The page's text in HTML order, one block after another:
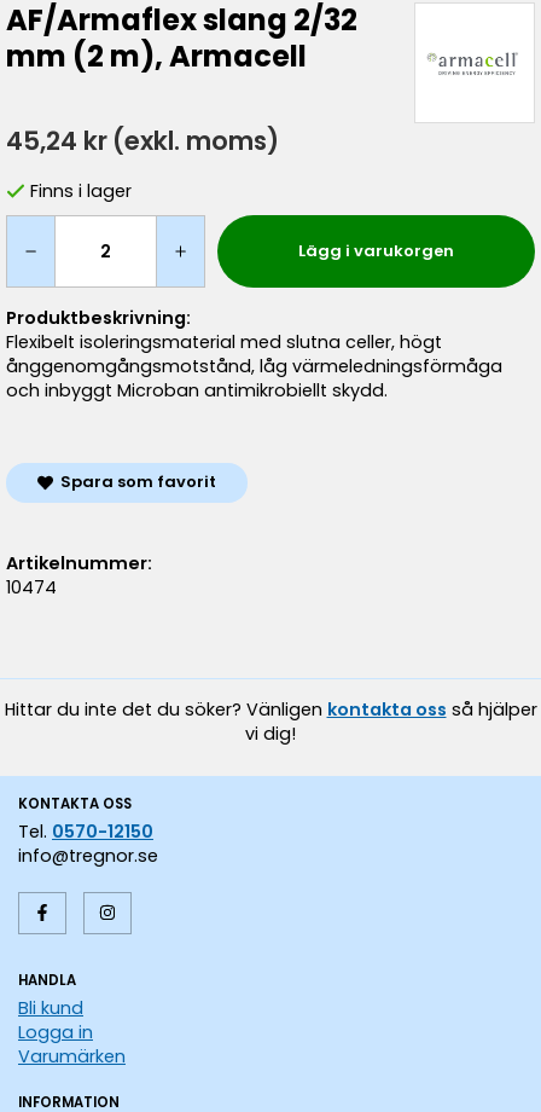
AF/Armaflex slang 2/32
mm (2 m), Armacell
45,24 kr (exkl. moms)
Finns i lager
Lägg i varukorgen
Produktbeskrivning:
Flexibelt isoleringsmaterial med slutna celler, högt
ånggenomgångsmotstånd, låg värmeledningsförmåga
och inbyggt Microban antimikrobiellt skydd.
Spara som favorit
Artikelnummer:
10474
Hittar du inte det du söker? Vänligen kontakta oss så hjälper
vi dig!
KONTAKTA OSS
Tel. 0570-12150
info@tregnor.se
HANDLA
Bli kund
Logga in
Varumärken
INFORMATION